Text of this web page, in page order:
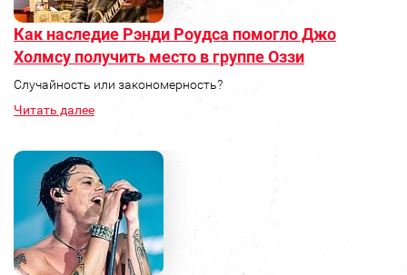
Как наследие Рэнди Роудса помогло Джо
Холмсу получить место в группе Оззи
Случайность или закономерность?
Читать далее